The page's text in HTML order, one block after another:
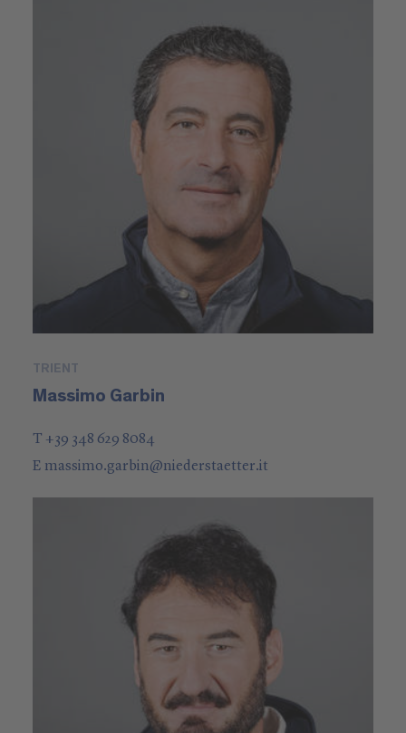
TRIENT
Massimo Garbin
T +39 348 629 8084
E massimo.garbin@niederstaetter.it